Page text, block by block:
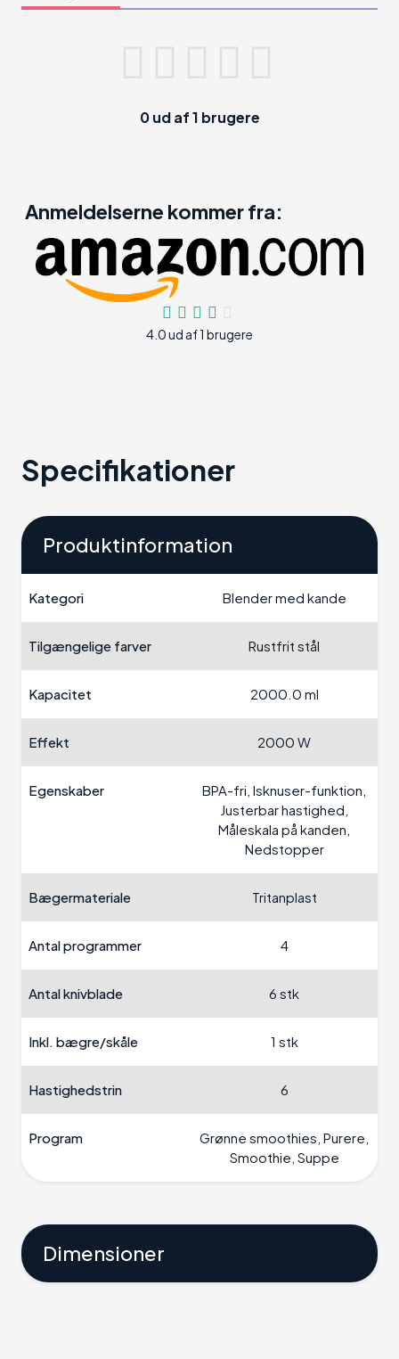
0ud af1 brugere
Anmeldelserne kommer fra:
4.0 ud af 1 brugere
Specifikationer
Produktinformation
Kategori Blender med kande
Tilgængelige farver Rustfrit stål
Kapacitet 2000.0 ml
Effekt 2000 W
Egenskaber
BPA-fri, Isknuser-funktion,
Justerbar hastighed,
Måleskala på kanden,
Nedstopper
Bægermateriale Tritanplast
Antal programmer 4
Antal knivblade 6 stk
Inkl. bægre/skåle 1 stk
Hastighedstrin 6
Program
Grønne smoothies, Purere,
Smoothie, Suppe
Dimensioner